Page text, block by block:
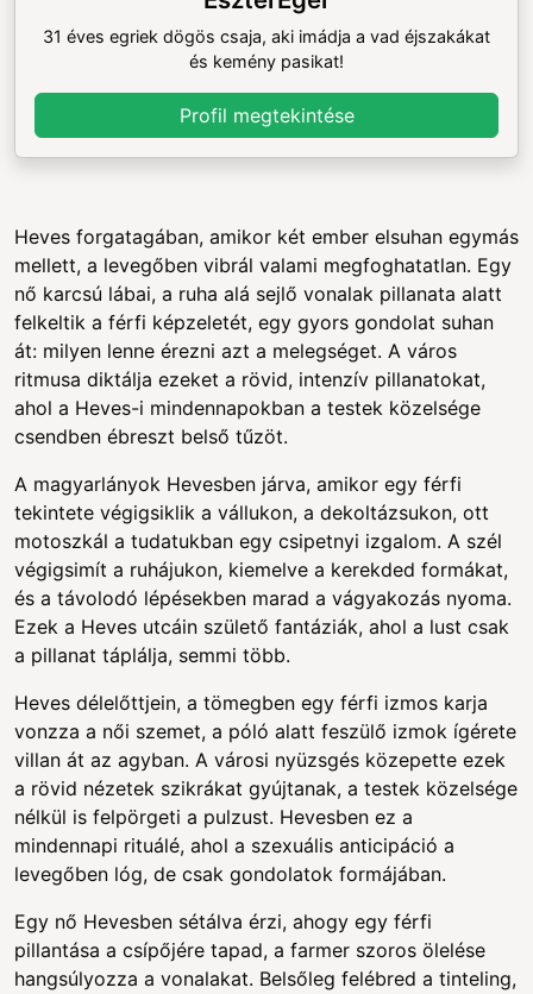
31 éves egriek dögös csaja, aki imádja a vad éjszakákat
és kemény pasikat!
Profil megtekintése
Heves forgatagában, amikor két ember elsuhan egymás
mellett, a levegőben vibrál valami megfoghatatlan. Egy
nő karcsú lábai, a ruha alá sejlő vonalak pillanata alatt
felkeltik a férfi képzeletét, egy gyors gondolat suhan
át: milyen lenne érezni azt a melegséget. A város
ritmusa diktálja ezeket a rövid, intenzív pillanatokat,
ahol a Heves-i mindennapokban a testek közelsége
csendben ébreszt belső tűzöt.
A magyarlányok Hevesben járva, amikor egy férfi
tekintete végigsiklik a vállukon, a dekoltázsukon, ott
motoszkál a tudatukban egy csipetnyi izgalom. A szél
végigsimít a ruhájukon, kiemelve a kerekded formákat,
és a távolodó lépésekben marad a vágyakozás nyoma.
Ezek a Heves utcáin születő fantáziák, ahol a lust csak
a pillanat táplálja, semmi több.
Heves délelőttjein, a tömegben egy férfi izmos karja
vonzza a női szemet, a póló alatt feszülő izmok ígérete
villan át az agyban. A városi nyüzsgés közepette ezek
a rövid nézetek szikrákat gyújtanak, a testek közelsége
nélkül is felpörgeti a pulzust. Hevesben ez a
mindennapi rituálé, ahol a szexuális anticipáció a
levegőben lóg, de csak gondolatok formájában.
Egy nő Hevesben sétálva érzi, ahogy egy férfi
pillantása a csípőjére tapad, a farmer szoros ölelése
hangsúlyozza a vonalakat. Belsőleg felébred a tinteling,